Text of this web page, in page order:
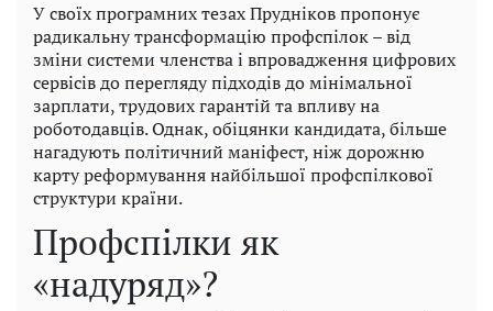
У своїх програмних тезах Прудніков пропонує
радикальну трансформацію профспілок – від
зміни системи членства і впровадження цифрових
сервісів до перегляду підходів до мінімальної
зарплати, трудових гарантій та впливу на
роботодавців. Однак, обіцянки кандидата, більше
нагадують політичний маніфест, ніж дорожню
карту реформування найбільшої профспілкової
структури країни.
Профспілки як
«надуряд»?